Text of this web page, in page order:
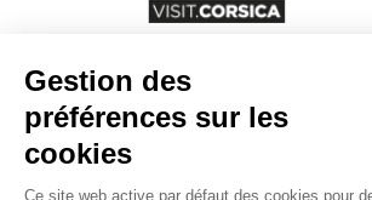
Newsletter
Inscrivez-vous àla lettre d’information
l’Agence du tourisme de la Corse.